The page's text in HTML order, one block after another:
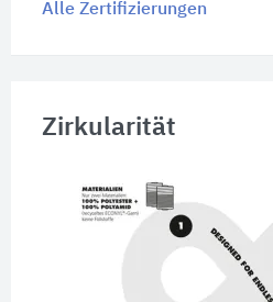
Alle Zertifizierungen
Zirkularität